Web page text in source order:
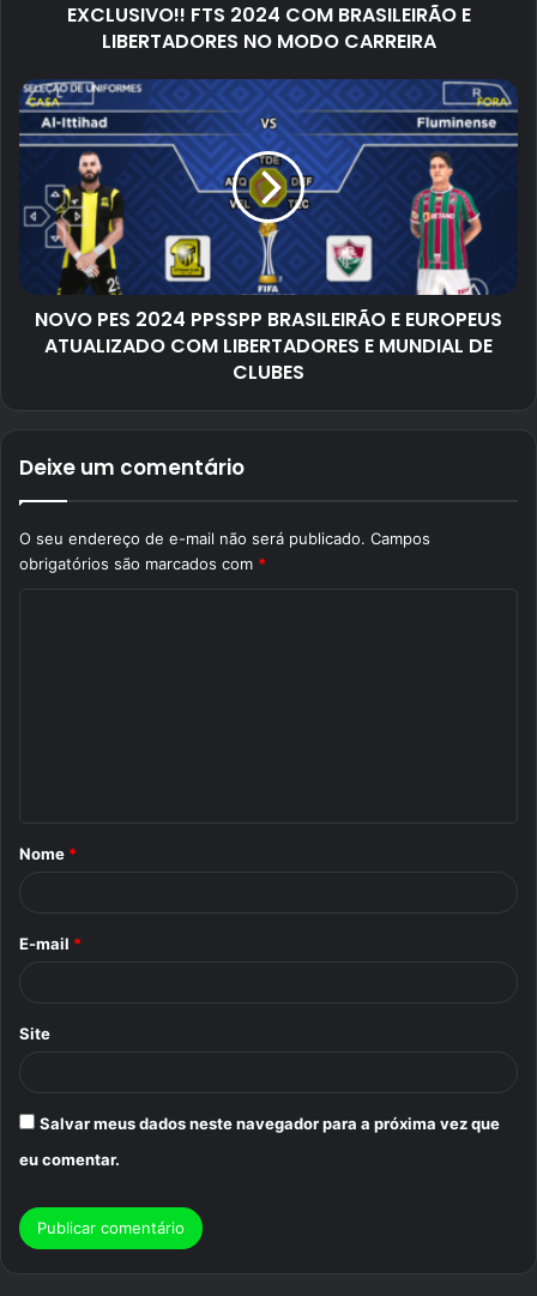
EXCLUSIVO!! FTS 2024 COM BRASILEIRÃO E
LIBERTADORES NO MODO CARREIRA
NOVO PES 2024 PPSSPP BRASILEIRÃO E EUROPEUS
ATUALIZADO COM LIBERTADORES E MUNDIAL DE
CLUBES
Deixe um comentário
O seu endereço de e-mail não será publicado. Campos
obrigatórios são marcados com *
r
Nome *
E-mail *
Site
Salvar meus dados neste navegador para a próxima vez que
eu comentar.